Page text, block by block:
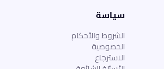
سياسة
الشروط والأحكام
الخصوصية
الاسترجاع